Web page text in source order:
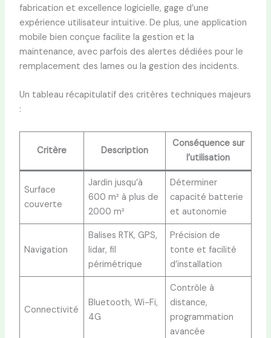
fabrication et excellence logicielle, gage d’une
expérience utilisateur intuitive. De plus, une application
mobile bien conçue facilite la gestion et la
maintenance, avec parfois des alertes dédiées pour le
remplacement des lames ou la gestion des incidents.
Un tableau récapitulatif des critères techniques majeurs
:
Critère Description
Conséquence sur
l’utilisation
Surface
couverte
Jardin jusqu’à
600 m² à plus de
2000 m²
Déterminer
capacité batterie
et autonomie
Navigation
Balises RTK, GPS,
lidar, fil
périmétrique
Précision de
tonte et facilité
d’installation
Connectivité
Bluetooth, Wi-Fi,
4G
Contrôle à
distance,
programmation
avancée